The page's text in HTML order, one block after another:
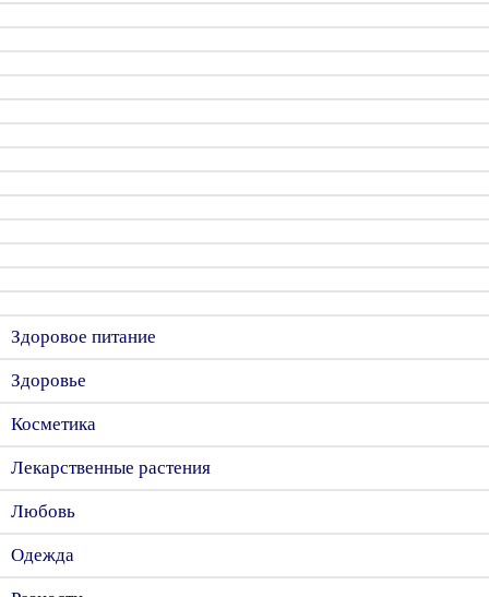
Здоровое питание
Здоровье
Косметика
Лекарственные растения
Любовь
Одежда